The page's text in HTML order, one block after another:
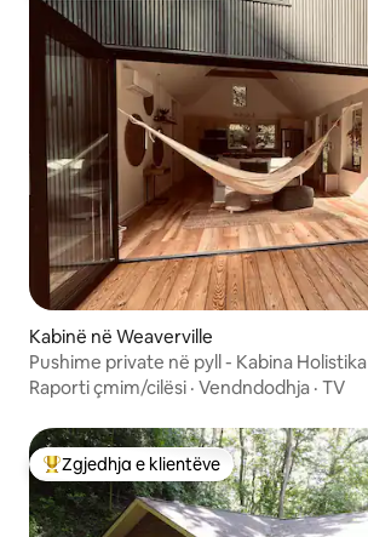
Kabinë në Weaverville
Pushime private në pyll - Kabina Holistika
Raporti çmim/cilësi · Vendndodhja · TV
Më të mirat e zgjedhjeve të klientëve
Zgjedhja e klientëve